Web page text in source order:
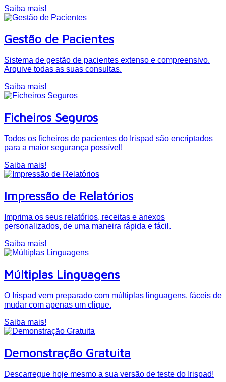
Saiba mais!
Gestão de Pacientes
Sistema de gestão de pacientes extenso e compreensivo.
Arquive todas as suas consultas.
Saiba mais!
Ficheiros Seguros
Todos os ficheiros de pacientes do Irispad são encriptados
para a maior segurança possível!
Saiba mais!
Impressão de Relatórios
Imprima os seus relatórios, receitas e anexos
personalizados, de uma maneira rápida e fácil.
Saiba mais!
Múltiplas Linguagens
O Irispad vem preparado com múltiplas linguagens, fáceis de
mudar com apenas um clique.
Saiba mais!
Demonstração Gratuita
Descarregue hoje mesmo a sua versão de teste do Irispad!